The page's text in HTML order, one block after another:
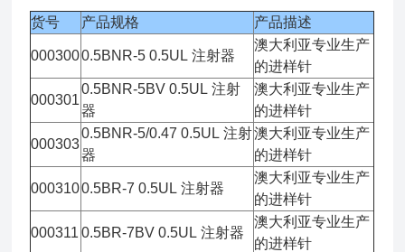
货号 产品规格 产品描述
0003000.5BNR-5 0.5UL 注射器
澳大利亚专业生产
的进样针
000301
0.5BNR-5BV 0.5UL 注射
器
澳大利亚专业生产
的进样针
000303
0.5BNR-5/0.47 0.5UL 注射
器
澳大利亚专业生产
的进样针
0003100.5BR-7 0.5UL 注射器
澳大利亚专业生产
的进样针
000311 0.5BR-7BV 0.5UL 注射器
澳大利亚专业生产
的进样针